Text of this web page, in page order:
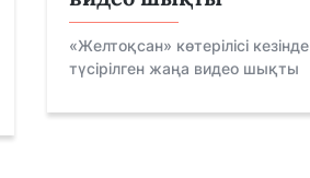
«Желтоқсан» көтерілісі кезінде
түсірілген жаңа видео шықты